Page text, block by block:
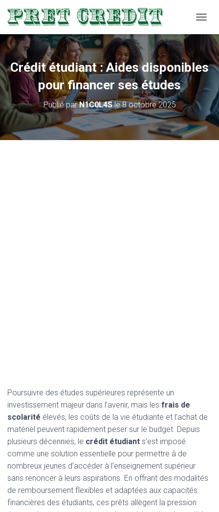
É
E
L
A
V
Crédit étudiant : Aides disponibles
pour financer ses études
Publié parN1C0L4Sle8 octobre 2025
Poursuivre des études supérieures représente un
investissement majeur dans l’avenir, mais les frais de
scolarité élevés, les coûts de la vie étudiante et l’achat de
matériel peuvent rapidement peser sur le budget. Depuis
plusieurs décennies, le crédit étudiant s’est imposé
comme une solution essentielle pour permettre à de
nombreux jeunes d’accéder à l’enseignement supérieur
sans renoncer à leurs aspirations. En offrant des modalités
de remboursement flexibles et adaptées aux capacités
financières des étudiants, ces prêts allègent la pression